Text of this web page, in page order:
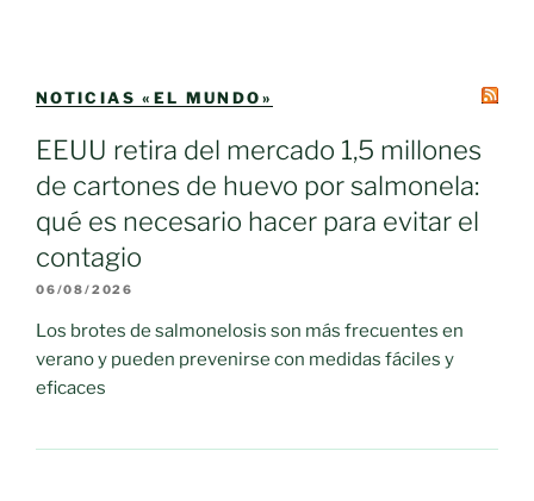
NOTICIAS «EL MUNDO»
EEUU retira del mercado 1,5 millones
de cartones de huevo por salmonela:
qué es necesario hacer para evitar el
contagio
06/08/2026
Los brotes de salmonelosis son más frecuentes en
verano y pueden prevenirse con medidas fáciles y
eficaces